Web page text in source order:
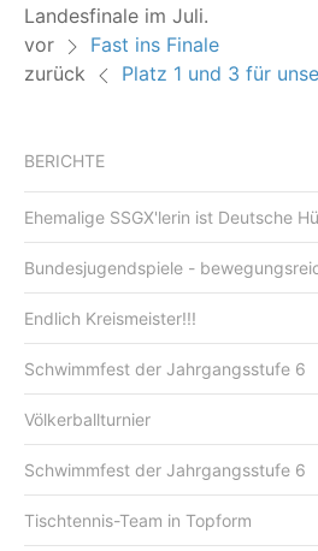
Lan­des­fi­na­le im Juli.
vor
Fast ins Finale
zurück
Platz 1 und 3 für
BERICHTE
Ehemalige SSGX'lerin ist Deutsche
Bundesjugendspiele -
Endlich Kreismeister!!!
Schwimmfest der Jahrgangsstufe 6
Völkerballturnier
Schwimmfest der Jahrgangsstufe 6
Tischtennis-Team in Topform